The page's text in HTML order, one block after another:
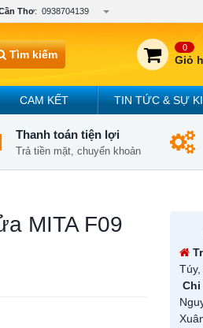
Thơ: 0938704139
Tìm kiếm
0
Giỏ
CAM KẾT TIN TỨC & SỰ
Thanh toán tiện lợi
Trả tiền mặt, chuyển khoản
MITA F09
Chi